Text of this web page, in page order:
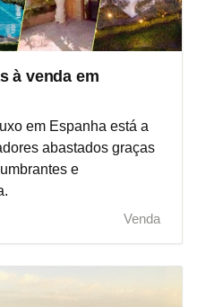
à venda em
em Espanha está a
abastados graças
e
Venda